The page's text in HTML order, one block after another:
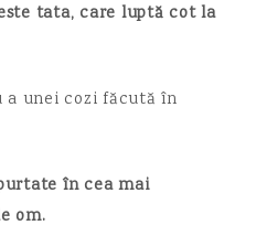
tata, care luptă cot la
a unei cozi făcută în
în cea mai
om.